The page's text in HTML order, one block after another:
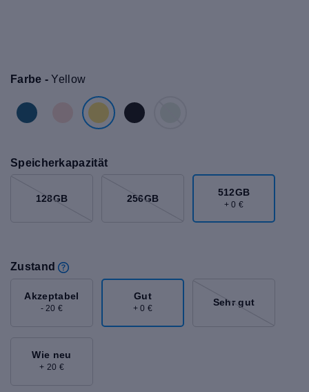
Farbe -Yellow
Speicherkapazität
128GB 256GB
512GB
+ 0 €
Zustand
Akzeptabel
- 20 €
Gut
+ 0 €
Sehr gut
Wie neu
+ 20 €